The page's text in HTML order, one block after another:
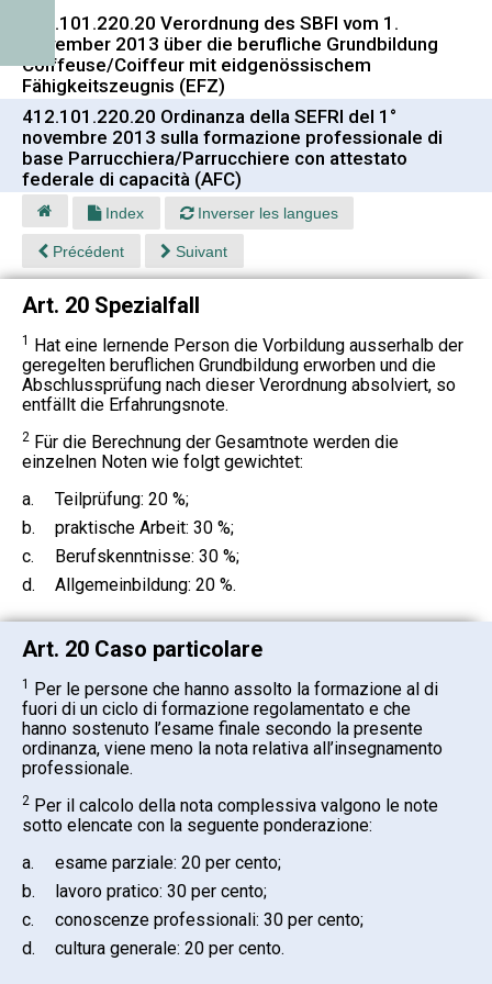
412.101.220.20 Verordnung des SBFI vom 1.
November 2013 über die berufliche Grundbildung
Coiffeuse/Coiffeur mit eidgenössischem
Fähigkeitszeugnis (EFZ)
412.101.220.20 Ordinanza della SEFRI del 1°
novembre 2013 sulla formazione professionale di
base Parrucchiera/Parrucchiere con attestato
federale di capacità (AFC)
Index Inverser les langues
Précédent Suivant
Art. 20 Spezialfall
1 Hat eine lernende Person die Vorbildung ausserhalb der
geregelten beruflichen Grundbildung erworben und die
Abschlussprüfung nach dieser Verordnung absolviert, so
entfällt die Erfahrungsnote.
2 Für die Berechnung der Gesamtnote werden die
einzelnen Noten wie folgt gewichtet:
a.
Teilprüfung: 20 %;
b.
praktische Arbeit: 30 %;
c.
Berufskenntnisse: 30 %;
d.
Allgemeinbildung: 20 %.
Art. 20 Caso particolare
1 Per le persone che hanno assolto la formazione al di
fuori di un ciclo di formazione regolamentato e che
hanno sostenuto l’esame finale secondo la presente
ordinanza, viene meno la nota relativa all’insegnamento
professionale.
2 Per il calcolo della nota complessiva valgono le note
sotto elencate con la seguente ponderazione:
a.
esame parziale: 20 per cento;
b.
lavoro pratico: 30 per cento;
c.
conoscenze professionali: 30 per cento;
d.
cultura generale: 20 per cento.